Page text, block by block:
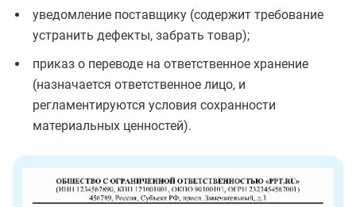
уведомление поставщику (содержит требование
устранить дефекты, забрать товар);
приказ о переводе на ответственное хранение
(назначается ответственное лицо, и
регламентируются условия сохранности
материальных ценностей).